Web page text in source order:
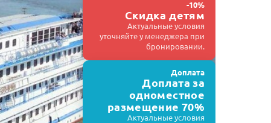
-10%
Скидка детям
Актуальные условия
уточняйте у менеджера при
бронировании.
Доплата
Доплата за
одноместное
размещение 70%
Актуальные условия